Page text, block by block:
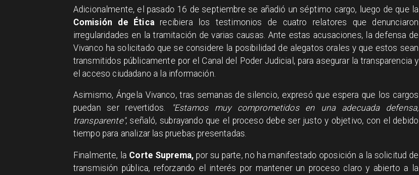
Adicionalmente, el pasado 16 de septiembre se añadió un séptimo cargo, luego de que la
Comisión de Éticarecibiera los testimonios de cuatro relatores que denunciaron
irregularidades en la tramitación de varias causas. Ante estas acusaciones, la defensa de
Vivanco ha solicitado que se considere la posibilidad de alegatos orales y que estos sean
transmitidos públicamente por el Canal del Poder Judicial, para asegurar la transparencia y
el acceso ciudadano a la información.
Asimismo, Ángela Vivanco, tras semanas de silencio, expresó que espera que los cargos
puedan ser revertidos.
"Estamos muy comprometidos en una adecuada defensa,
transparente", señaló, subrayando que el proceso debe ser justo y objetivo, con el debido
tiempo para analizar las pruebas presentadas.
Finalmente, la Corte Suprema, por su parte, no ha manifestado oposición a la solicitud de
transmisión pública, reforzando el interés por mantener un proceso claro y abierto a la